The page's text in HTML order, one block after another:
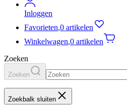
Inloggen
Favorieten,0 artikelen
Winkelwagen,0 artikelen
Zoeken
Zoeken
Zoekbalk sluiten